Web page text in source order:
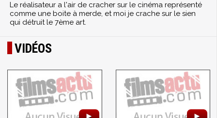
Le réalisateur a l'air de cracher sur le cinéma représenté
comme une boite à merde, et moi je crache sur le sien
qui détruit le 7ème art.
VIDÉOS